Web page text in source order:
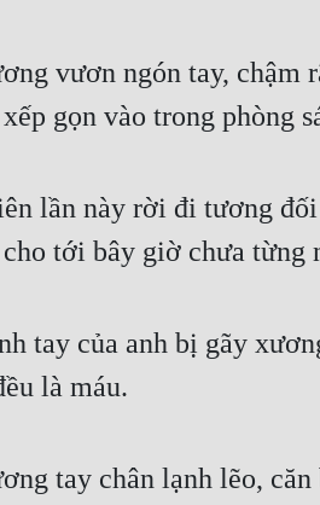
vươn ngón tay, chậm
gọn vào trong phòng
lần này rời đi tương
tới bây giờ chưa từng
tay của anh bị gãy
là máu.
tay chân lạnh lẽo,